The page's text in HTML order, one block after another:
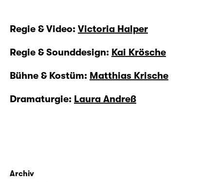
Regie & Video: Victoria Halper
Regie & Sounddesign: Kai Krösche
Bühne & Kostüm: Matthias Krische
Dramaturgie: Laura Andreß
Archiv